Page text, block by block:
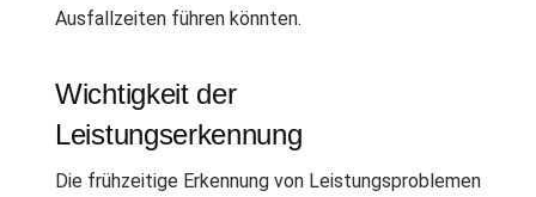
Ausfallzeiten führen könnten.
Wichtigkeit der
Leistungserkennung
Die frühzeitige Erkennung von Leistungsproblemen